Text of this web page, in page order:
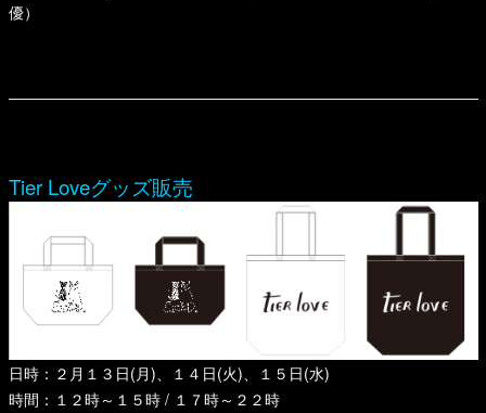
優）
Tier Loveグッズ販売
日時：２月１３日(月)、１４日(火)、１５日(水)
時間：１２時～１５時 / １７時～２２時